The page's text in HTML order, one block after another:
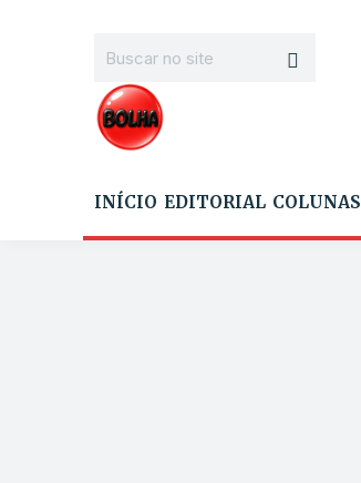
INÍCIO EDITORIAL COLUNAS